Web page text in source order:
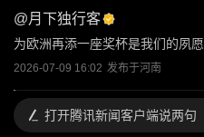
@月下独行客
为欧洲再添一座奖杯是我们的夙愿
2026-07-09 16:02 发布于河南
打开腾讯新闻客户端说两句